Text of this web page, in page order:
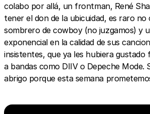
colabo por allá, un frontman, René
tener el don de la ubicuidad, es raro
sombrero de cowboy (no juzgamos) y
exponencial en la calidad de sus
insistentes, que ya les hubiera
a bandas como DIIV o Depeche Mode.
abrigo porque esta semana